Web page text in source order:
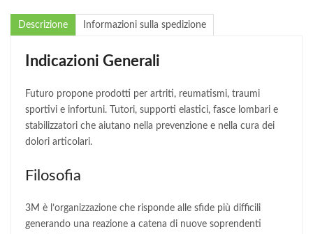
Descrizione Informazioni sulla spedizione
Indicazioni Generali
Futuro propone prodotti per artriti, reumatismi, traumi
sportivi e infortuni. Tutori, supporti elastici, fasce lombari e
stabilizzatori che aiutano nella prevenzione e nella cura dei
dolori articolari.
Filosofia
3M è l’organizzazione che risponde alle sfide più difficili
generando una reazione a catena di nuove soprendenti